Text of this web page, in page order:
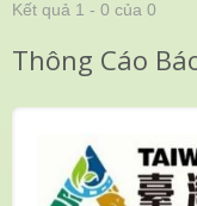
Kết quả 1 - 0 của 0
Thông Cáo